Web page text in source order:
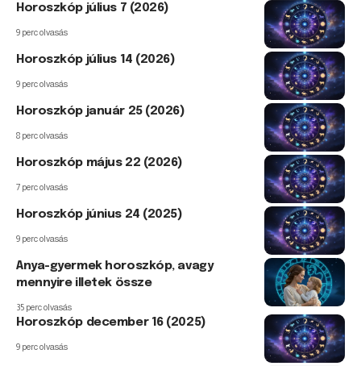
Horoszkóp július 7 (2026)
9 perc olvasás
Horoszkóp július 14 (2026)
9 perc olvasás
Horoszkóp január 25 (2026)
8 perc olvasás
Horoszkóp május 22 (2026)
7 perc olvasás
Horoszkóp június 24 (2025)
9 perc olvasás
Anya-gyermek horoszkóp, avagy
mennyire illetek össze
35 perc olvasás
Horoszkóp december 16 (2025)
9 perc olvasás